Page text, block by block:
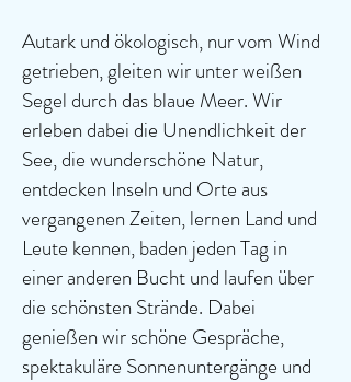
Autark und ökologisch, nur vom Wind
getrieben, gleiten wir unter weißen
Segel durch das blaue Meer. Wir
erleben dabei die Unendlichkeit der
See, die wunderschöne Natur,
entdecken Inseln und Orte aus
vergangenen Zeiten, lernen Land und
Leute kennen, baden jeden Tag in
einer anderen Bucht und laufen über
die schönsten Strände. Dabei
genießen wir schöne Gespräche,
spektakuläre Sonnenuntergänge und